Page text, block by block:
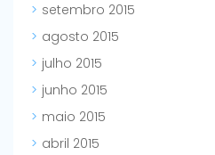
setembro 2015
agosto 2015
julho 2015
junho 2015
maio 2015
abril 2015